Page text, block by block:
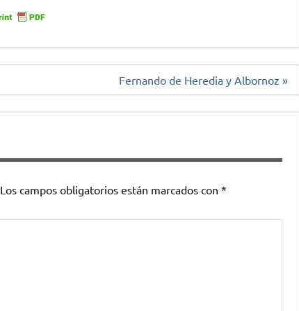
Fernando de Heredia y Albornoz »
Los campos obligatorios están marcados con *